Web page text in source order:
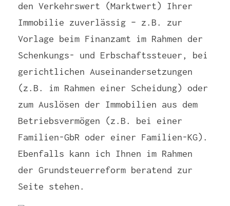
den Verkehrswert (Marktwert) Ihrer
Immobilie zuverlässig – z.B. zur
Vorlage beim Finanzamt im Rahmen der
Schenkungs- und Erbschaftssteuer, bei
gerichtlichen Auseinandersetzungen
(z.B. im Rahmen einer Scheidung) oder
zum Auslösen der Immobilien aus dem
Betriebsvermögen (z.B. bei einer
Familien-GbR oder einer Familien-KG).
Ebenfalls kann ich Ihnen im Rahmen
der Grundsteuerreform beratend zur
Seite stehen.